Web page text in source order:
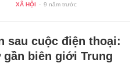
XÃ HỘI - 9 năm trước
sau cuộc điện thoại:
biên giới Trung